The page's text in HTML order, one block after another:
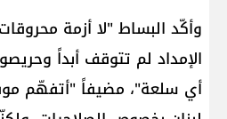
وأكّد البساط "لا أزمة
الإمداد لم تتوقف أبداً
أي سلعة"، مضيفاً "أتفهّم